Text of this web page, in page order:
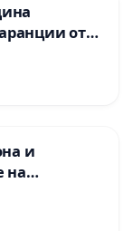
от
че ще се
и
на